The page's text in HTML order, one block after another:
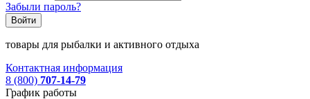
Забыли пароль?
Войти
товары для рыбалки и активного отдыха
Контактная информация
8 (800) 707-14-79
График работы